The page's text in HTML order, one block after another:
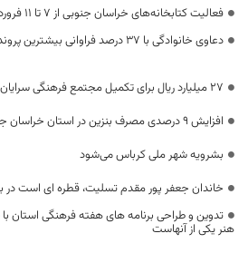
فعالیت کتابخانه‌های خراسان جنوبی از ۷ تا ۱۱ فروردین
دعاوی خانوادگی با ۳۷ درصد
۲۷ میلیارد ریال برای تکمیل مجتمع فرهنگی سرایان اختصاص یافت
افزایش 9 درصدی مصرف بنزین در استان خراسان جنوبی
بشرویه شهر ملی کرباس می‌شود
خاندان جعفر پور مقدم تسلیت، قطره ای است در
تدوین و طراحی برنامه های هفته فرهنگی استان با
هنر یکی از آنهاست